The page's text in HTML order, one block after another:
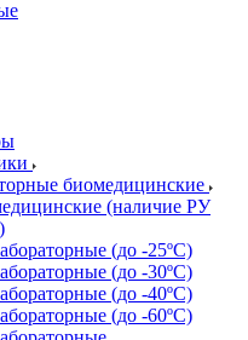
биомедицинские
(наличие РУ
(до -25ºС)
(до -30ºС)
(до -40ºС)
(до -60ºС)